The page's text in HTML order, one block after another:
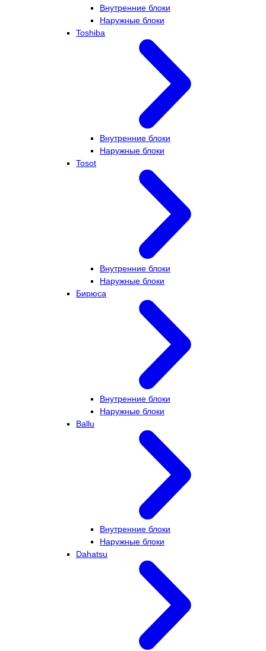
Внутренние блоки
Наружные блоки
Toshiba
Внутренние блоки
Наружные блоки
Tosot
Внутренние блоки
Наружные блоки
Бирюса
Внутренние блоки
Наружные блоки
Ballu
Внутренние блоки
Наружные блоки
Dahatsu